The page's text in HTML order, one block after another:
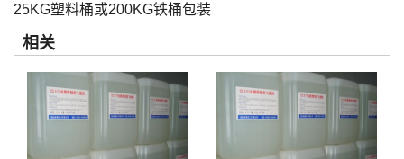
25KG塑料桶或200KG铁桶包装
相关